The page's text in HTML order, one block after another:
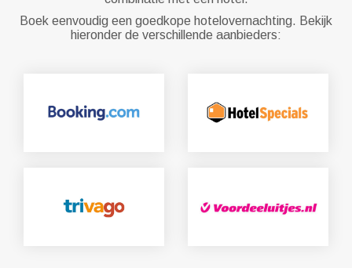
Boek eenvoudig een goedkope hotelovernachting. Bekijk
hieronder de verschillende aanbieders: